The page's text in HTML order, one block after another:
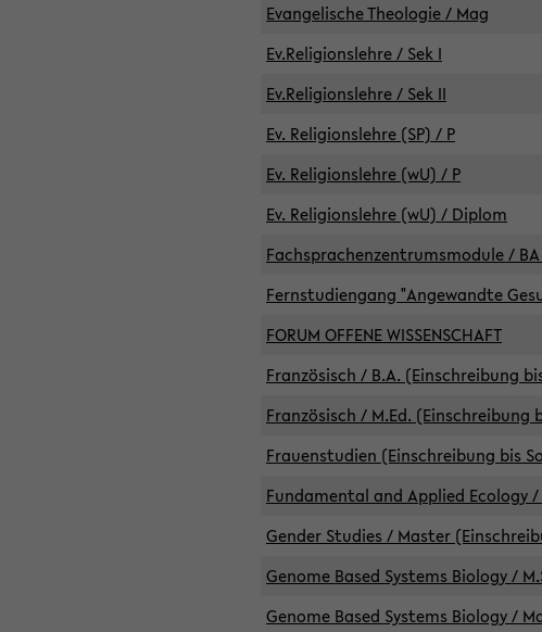
Evangelische Theologie / Mag
Ev.Religionslehre / Sek I
Ev.Religionslehre / Sek II
Ev. Religionslehre (SP) / P
Ev. Religionslehre (wU) / P
Ev. Religionslehre (wU) / Diplom
Fachsprachenzentrumsmodule /
Fernstudiengang "Angewandte
FORUM OFFENE WISSENSCHAFT
Französisch / B.A. (Einschreibung
Französisch / M.Ed. (Einschreibung
Frauenstudien (Einschreibung bis
Fundamental and Applied Ecology /
Gender Studies / Master
Genome Based Systems Biology /
Genome Based Systems Biology /